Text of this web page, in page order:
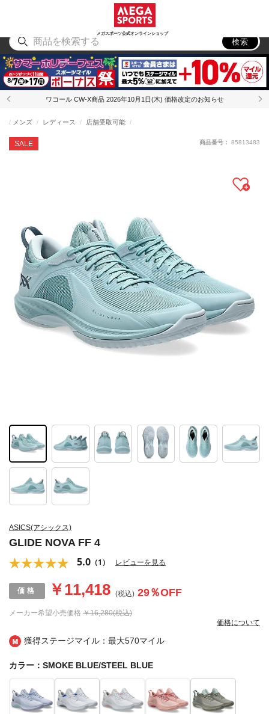
メガスポーツ公式オンラインショップ
アウトドア
検索
ワコール CW-X商品 2026年10月1日(木) 価格改定のお知らせ
獲得ステージマイル：最大570マイル
ASICS(アシックス)
GLIDE NOVA FF 4
5.0 （1） レビューを見る
SALE
メンズ レディース 店舗受取可能
メーカー希望小売価格 ￥16,280(税込)
￥11,418 (税込) 29％OFF
価格について
商品番号： 85813483
カラー：SMOKE BLUE/STEEL BLUE